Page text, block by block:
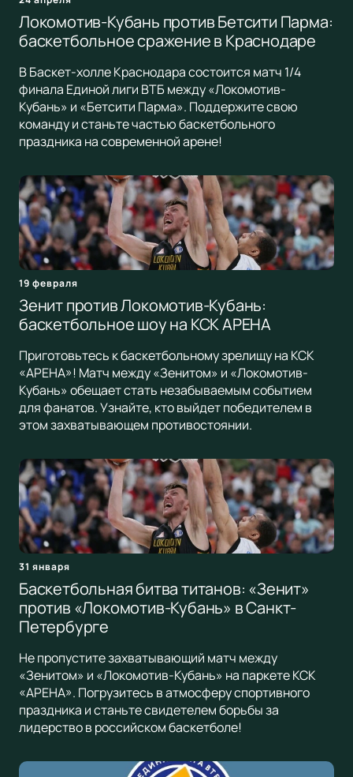
Локомотив-Кубань против Бетсити Парма:
баскетбольное сражение в Краснодаре
В Баскет-холле Краснодара состоится матч 1/4
финала Единой лиги ВТБ между «Локомотив-
Кубань» и «Бетсити Парма». Поддержите свою
команду и станьте частью баскетбольного
праздника на современной арене!
19 февраля
Зенит против Локомотив-Кубань:
баскетбольное шоу на КСК АРЕНА
Приготовьтесь к баскетбольному зрелищу на КСК
«АРЕНА»! Матч между «Зенитом» и «Локомотив-
Кубань» обещает стать незабываемым событием
для фанатов. Узнайте, кто выйдет победителем в
этом захватывающем противостоянии.
31 января
Баскетбольная битва титанов: «Зенит»
против «Локомотив-Кубань» в Санкт-
Петербурге
Не пропустите захватывающий матч между
«Зенитом» и «Локомотив-Кубань» на паркете КСК
«АРЕНА». Погрузитесь в атмосферу спортивного
праздника и станьте свидетелем борьбы за
лидерство в российском баскетболе!